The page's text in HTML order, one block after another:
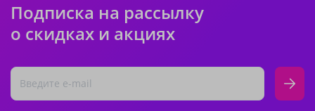
Подписка на рассылку
о скидках и акциях